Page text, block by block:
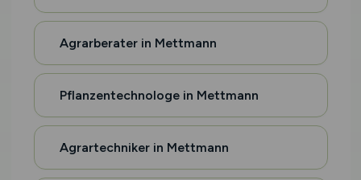
Agrarberater in Mettmann
Pflanzentechnologe in Mettmann
Agrartechniker in Mettmann